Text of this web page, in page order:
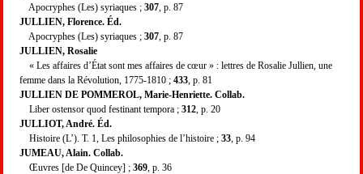
Apocryphes (Les) syriaques ; 307 , p. 87
JULLIEN, Florence. Éd.
Apocryphes (Les) syriaques ; 307 , p. 87
JULLIEN, Rosalie
« Les affaires d’État sont mes affaires de cœur » : lettres de Rosalie Jullien, une
femme dans la Révolution, 1775-1810 ; 433 , p. 81
JULLIEN DE POMMEROL, Marie-Henriette. Collab.
Liber ostensor quod festinant tempora ; 312 , p. 20
JULLIOT, André. Éd.
Histoire (L’). T. 1, Les philosophies de l’histoire ; 33 , p. 94
JUMEAU, Alain. Collab.
Œuvres [de De Quincey] ; 369 , p. 36